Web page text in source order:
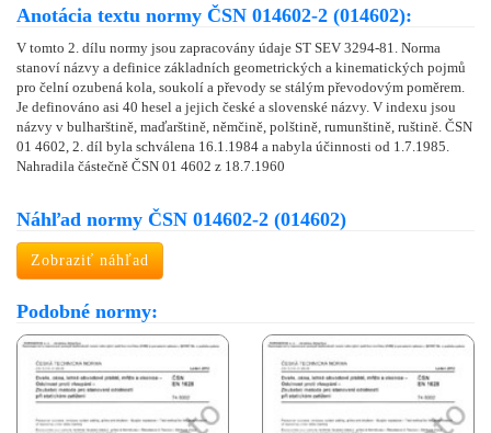
Anotácia textu normy ČSN 014602-2 (014602):
V tomto 2. dílu normy jsou zapracovány údaje ST SEV 3294-81. Norma
stanoví názvy a definice základních geometrických a kinematických pojmů
pro čelní ozubená kola, soukolí a převody se stálým převodovým poměrem.
Je definováno asi 40 hesel a jejich české a slovenské názvy. V indexu jsou
názvy v bulharštině, maďarštině, němčině, polštině, rumunštině, ruštině. ČSN
01 4602, 2. díl byla schválena 16.1.1984 a nabyla účinnosti od 1.7.1985.
Nahradila částečně ČSN 01 4602 z 18.7.1960
Náhľad normy ČSN 014602-2 (014602)
Zobraziť náhľad
Podobné normy: